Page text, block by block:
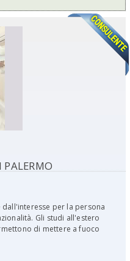
dall'interesse per la persona
Gli studi all'estero
di mettere a fuoco